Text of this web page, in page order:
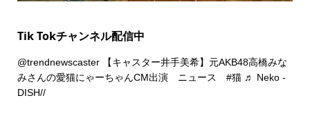
Tik Tokチャンネル配信中
@trendnewscaster【キャスター井手美希】元AKB48高橋みな
みさんの愛猫にゃーちゃんCM出演 ニュース #猫 ♬ Neko -
DISH//